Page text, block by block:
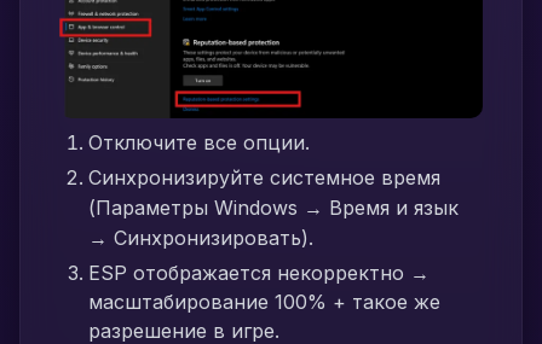
Отключите все опции.
Синхронизируйте системное время
(Параметры Windows → Время и язык
→ Синхронизировать).
ESP отображается некорректно →
масштабирование 100% + такое же
разрешение в игре.